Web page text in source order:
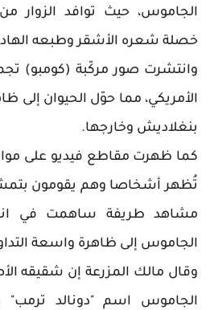
الجاموس، حيث توافد الزوار
خصلة شعره الأشقر وطبعه
وانتشرت صور مركّبة (كومبو)
الأمريكي، مما حوّل الحيوان إلى
بنغلاديش وخارجها.
كما ظهرت مقاطع فيديو على
تُظهر أشخاصا وهم يقومون
مشاهد طريفة ساهمت في
الجاموس إلى ظاهرة واسعة
وقال مالك المزرعة إن شقيقه
الجاموس اسم "دونالد